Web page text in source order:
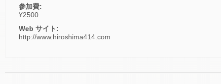
参加費:
¥2500
Web サイト:
http://www.hiroshima414.com